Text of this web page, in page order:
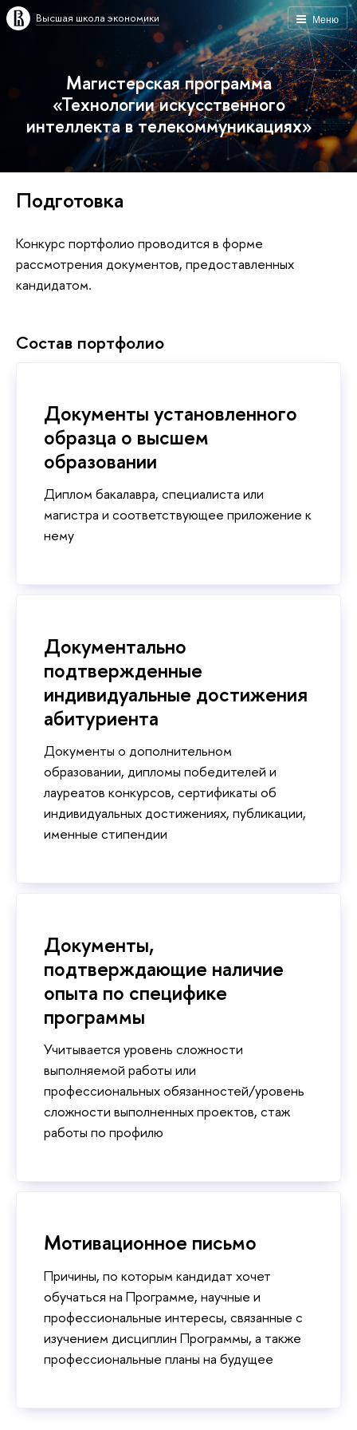
Меню
Высшая школа экономики
Магистерская программа
«Технологии искусственного
интеллекта в телекоммуникациях»
Подготовка
Конкурс портфолио проводится в форме
рассмотрения документов, предоставленных
кандидатом.
Состав портфолио
Документы установленного
образца о высшем
образовании
Диплом бакалавра, специалиста или
магистра и соответствующее приложение к
нему
Документально
подтвержденные
индивидуальные достижения
абитуриента
Документы о дополнительном
образовании, дипломы победителей и
лауреатов конкурсов, сертификаты об
индивидуальных достижениях, публикации,
именные стипендии
Документы,
подтверждающие наличие
опыта по специфике
программы
Учитывается уровень сложности
выполняемой работы или
профессиональных обязанностей/уровень
сложности выполненных проектов, стаж
работы по профилю
Мотивационное письмо
Причины, по которым кандидат хочет
обучаться на Программе, научные и
профессиональные интересы, связанные с
изучением дисциплин Программы, а также
профессиональные планы на будущее